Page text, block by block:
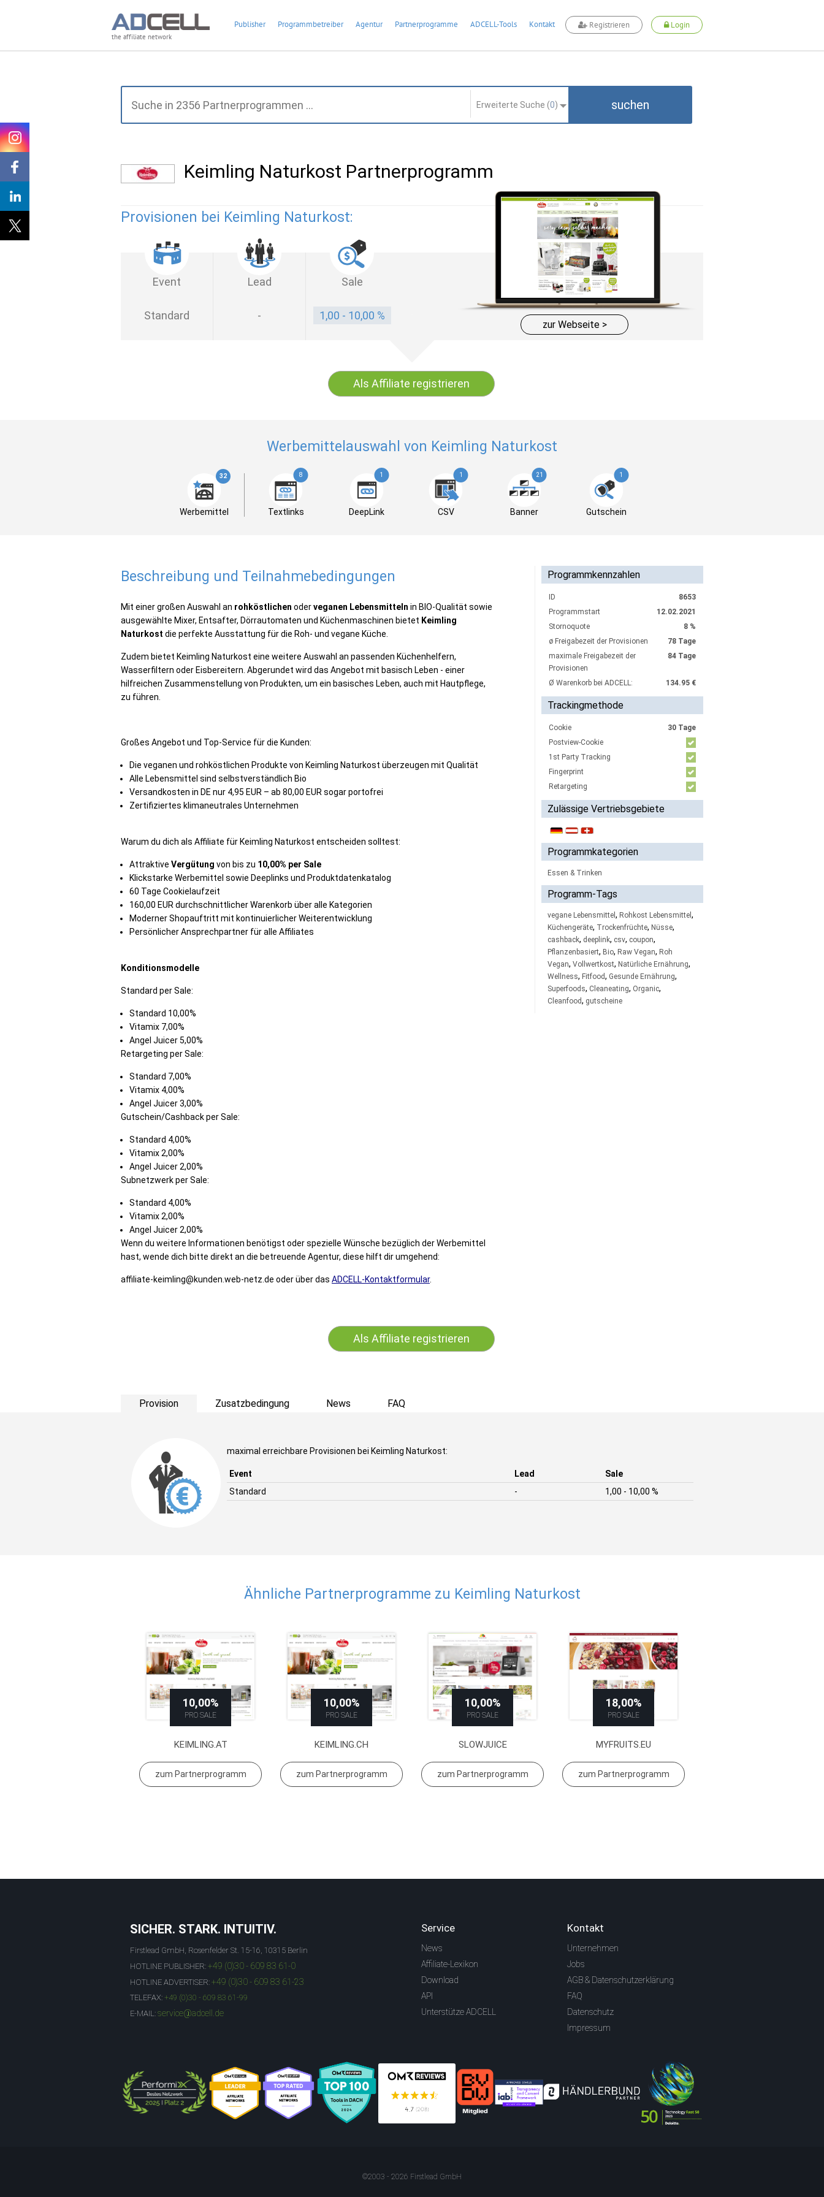
the affiliate network
Publisher Programmbetreiber Agentur Partnerprogramme ADCELL-Tools Kontakt Registrieren Login
Erweiterte Suche (0) suchen
Keimling Naturkost Partnerprogramm
Provisionen bei Keimling Naturkost:
Event Lead Sale
Standard - 1,00 - 10,00 %
zur Webseite >
Als Affiliate registrieren
Werbemittelauswahl von Keimling Naturkost
32
Werbemittel
8
Textlinks
1
DeepLink
1
CSV
21
Banner
1
Gutschein
Beschreibung und Teilnahmebedingungen
Mit einer großen Auswahl an rohköstlichen oderveganen Lebensmitteln in BIO-Qualität sowie
ausgewählte Mixer, Entsafter, Dörrautomaten und Küchenmaschinen bietet Keimling
Naturkost die perfekte Ausstattung für die Roh- und vegane Küche.
Zudem bietet Keimling Naturkost eine weitere Auswahl an passenden Küchenhelfern,
Wasserfiltern oder Eisbereitern. Abgerundet wird das Angebot mit basisch Leben - einer
hilfreichen Zusammenstellung von Produkten, um ein basisches Leben, auch mit Hautpflege,
zu führen.
Großes Angebot und Top-Service für die Kunden:
Die veganen und rohköstlichen Produkte von Keimling Naturkost überzeugen mit Qualität
Alle Lebensmittel sind selbstverständlich Bio
Versandkosten in DE nur 4,95 EUR – ab 80,00 EUR sogar portofrei
Zertifiziertes klimaneutrales Unternehmen
Warum du dich als Affiliate für Keimling Naturkost entscheiden solltest:
Attraktive Vergütung von bis zu 10,00% per Sale
Klickstarke Werbemittel sowie Deeplinks und Produktdatenkatalog
60 Tage Cookielaufzeit
160,00 EUR durchschnittlicher Warenkorb über alle Kategorien
Moderner Shopauftritt mit kontinuierlicher Weiterentwicklung
Persönlicher Ansprechpartner für alle Affiliates
Konditionsmodelle
Standard per Sale:
Standard 10,00%
Vitamix 7,00%
Angel Juicer 5,00%
Retargeting per Sale:
Standard 7,00%
Vitamix 4,00%
Angel Juicer 3,00%
Gutschein/Cashback per Sale:
Standard 4,00%
Vitamix 2,00%
Angel Juicer 2,00%
Subnetzwerk per Sale:
Standard 4,00%
Vitamix 2,00%
Angel Juicer 2,00%
Wenn du weitere Informationen benötigst oder spezielle Wünsche bezüglich der Werbemittel
hast, wende dich bitte direkt an die betreuende Agentur, diese hilft dir umgehend:
affiliate-keimling@kunden.web-netz.de oder über das ADCELL-Kontaktformular.
Programmkennzahlen
ID
8653
Programmstart
12.02.2021
Stornoquote
8 %
ø Freigabezeit der Provisionen
78 Tage
maximale Freigabezeit der
Provisionen
84 Tage
Ø Warenkorb bei ADCELL: 134.95 €
Trackingmethode
Cookie
30 Tage
Postview-Cookie
1st Party Tracking
Fingerprint
Retargeting
Zulässige Vertriebsgebiete
Programmkategorien
Essen & Trinken
Programm-Tags
vegane Lebensmittel , Rohkost Lebensmittel ,
Küchengeräte, Trockenfrüchte, Nüsse,
cashback, deeplink, csv, coupon,
Pflanzenbasiert, Bio, Raw Vegan, Roh
Vegan, Vollwertkost, Natürliche Ernährung,
Wellness, Fitfood, Gesunde Ernährung,
Superfoods, Cleaneating, Organic,
Cleanfood, gutscheine
Als Affiliate registrieren
Provision Zusatzbedingung News FAQ
maximal erreichbare Provisionen bei Keimling Naturkost:
Event Lead
Sale
Standard
- 1,00 - 10,00 %
Ähnliche Partnerprogramme zu Keimling Naturkost
10,00%
PRO SALE
KEIMLING.AT
zum Partnerprogramm
10,00%
PRO SALE
KEIMLING.CH
zum Partnerprogramm
10,00%
PRO SALE
SLOWJUICE
zum Partnerprogramm
18,00%
PRO SALE
MYFRUITS.EU
zum Partnerprogramm
SICHER. STARK. INTUITIV.
Firstlead GmbH, Rosenfelder St. 15-16, 10315 Berlin
HOTLINE PUBLISHER: +49 (0)30 - 609 83 61-0
HOTLINE ADVERTISER: +49 (0)30 - 609 83 61-23
TELEFAX: +49 (0)30 - 609 83 61-99
E-MAIL: service@adcell.de
Service
News
Affiliate-Lexikon
Download
API
Unterstütze ADCELL
Kontakt
Unternehmen
Jobs
AGB & Datenschutzerklärung
FAQ
Datenschutz
Impressum
©2003 - 2026 Firstlead GmbH